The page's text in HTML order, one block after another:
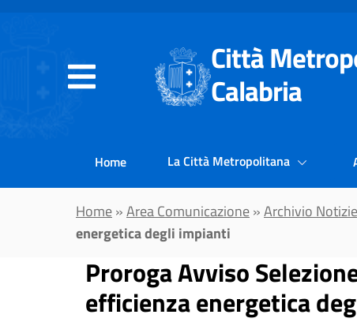
Città
Calabria
Home La Città Metropolitana
Home»Area Comunicazione»Archivio Notizie
energetica degli impianti
Proroga Avviso
efficienza energetica